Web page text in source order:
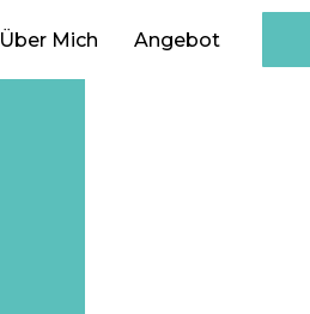
Über Mich Angebot